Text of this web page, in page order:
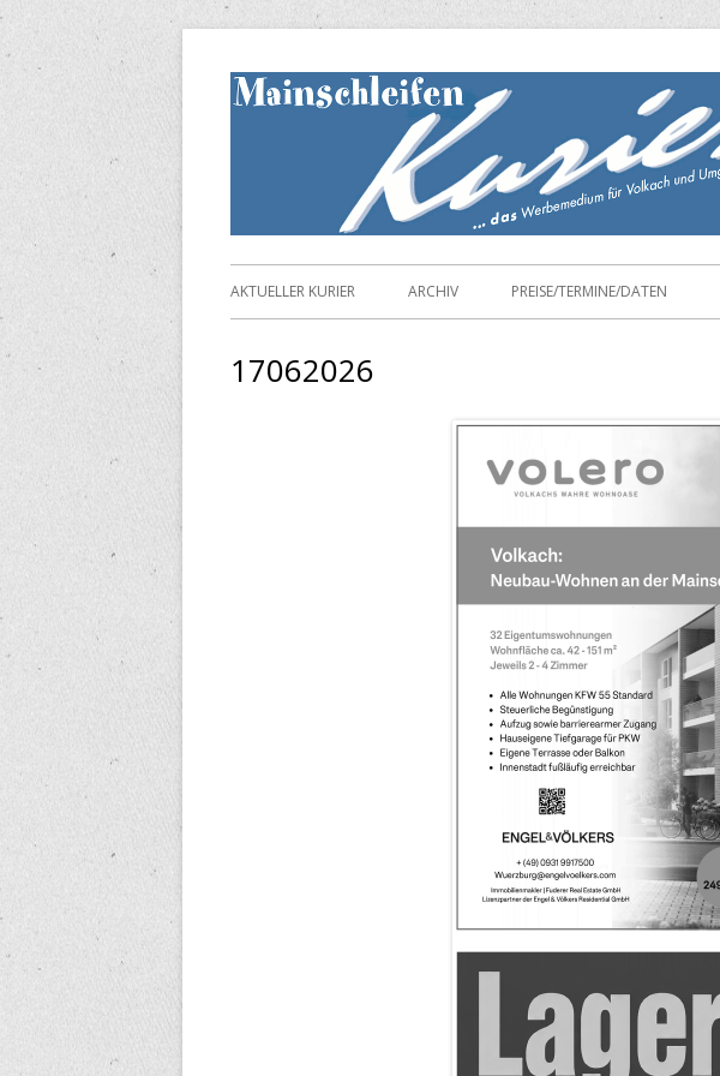
zum
Inhalt
Primäres
AKTUELLER KURIER ARCHIV PREISE/TERMINE/DATEN
17062026